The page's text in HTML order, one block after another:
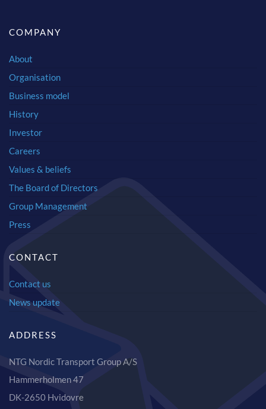
COMPANY
About
Organisation
Business model
History
Investor
Careers
Values & beliefs
The Board of Directors
Group Management
Press
CONTACT
Contact us
News update
ADDRESS
NTG Nordic Transport Group A/S
Hammerholmen 47
DK-2650 Hvidovre